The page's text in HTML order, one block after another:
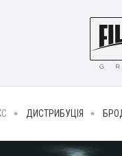
ДИСТРИБУЦІЯ